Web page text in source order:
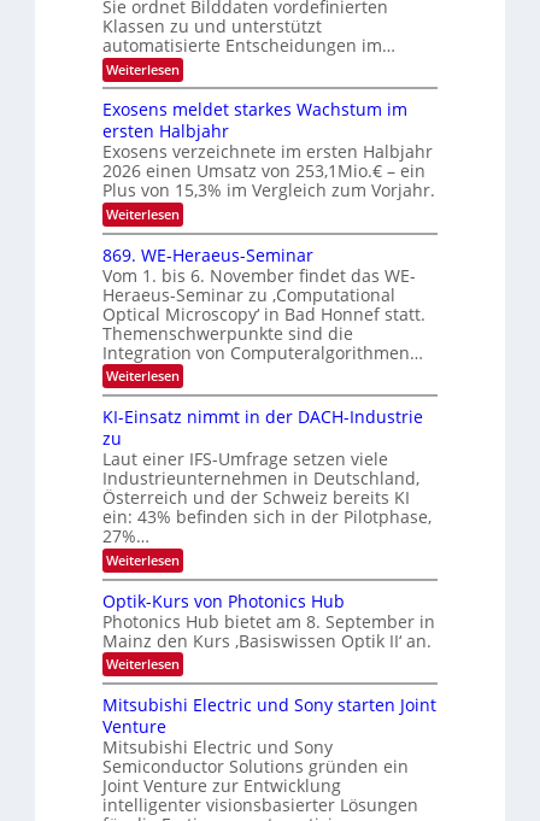
h
T
a
l
k
s
d
e
r
V
S
I
O
N
2
0
2
6
u
E
l
e
k
t
r
o
n
i
k
-
u
n
d
B
i
d
v
e
r
a
b
i
t
u
n
g
-
T
r
Sie ordnet Bilddaten vordefinierten
Klassen zu und unterstützt
automatisierte Entscheidungen im…
Weiterlesen:
W
n
n
d
i
e
K
I
m
i
t
d
e
n
k
t
Exosens meldet starkes Wachstum im
ersten Halbjahr
Exosens verzeichnete im ersten Halbjahr
2026 einen Umsatz von 253,1Mio.€ – ein
Plus von 15,3% im Vergleich zum Vorjahr.
Weiterlesen:
E
x
o
s
e
n
s
m
e
l
d
e
t
a
r
k
s
W
a
c
h
s
t
u
m
i
e
r
s
t
e
869. WE-Heraeus-Seminar
Vom 1. bis 6. November findet das WE-
Heraeus-Seminar zu ‚Computational
Optical Microscopy‘ in Bad Honnef statt.
Themenschwerpunkte sind die
Integration von Computeralgorithmen…
Weiterlesen:
8
9
W
E
-
H
e
a
e
u
s
-
S
e
m
n
r
KI-Einsatz nimmt in der DACH-Industrie
zu
Laut einer IFS-Umfrage setzen viele
Industrieunternehmen in Deutschland,
Österreich und der Schweiz bereits KI
ein: 43% befinden sich in der Pilotphase,
27%…
Weiterlesen:
K
-
E
i
n
s
t
n
i
m
m
t
Optik-Kurs von Photonics Hub
Photonics Hub bietet am 8. September in
Mainz den Kurs ‚Basiswissen Optik II‘ an.
Weiterlesen:
O
p
t
k
-
K
u
r
Mitsubishi Electric und Sony starten Joint
Venture
Mitsubishi Electric und Sony
Semiconductor Solutions gründen ein
Joint Venture zur Entwicklung
intelligenter visionsbasierter Lösungen